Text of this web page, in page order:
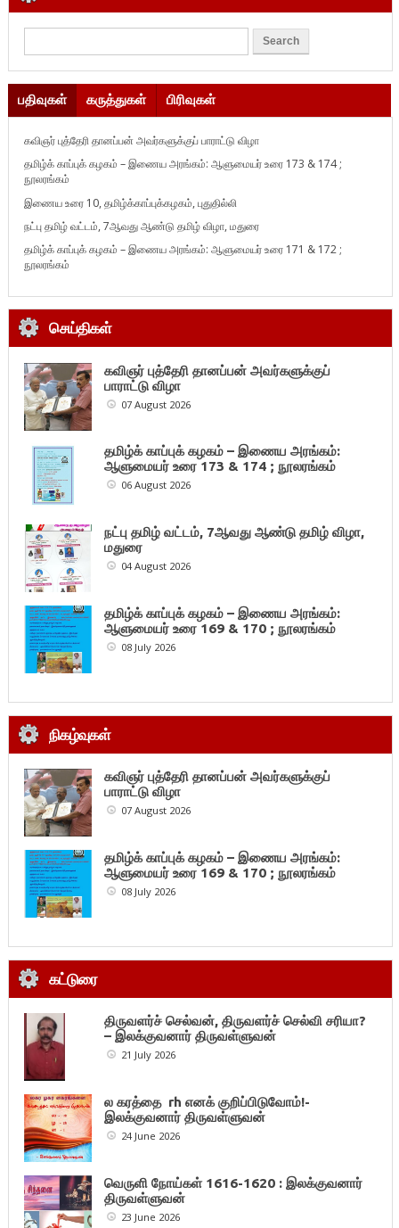
பதிவுகள் கருத்துகள் பிரிவுகள்
கவிஞர் புத்தேரி தானப்பன் அவர்களுக்குப் பாராட்டு விழா
தமிழ்க் காப்புக் கழகம் – இணைய அரங்கம்: ஆளுமையர் உரை 173 & 174 ;
நூலரங்கம்
இணைய உரை 10, தமிழ்க்காப்புக்கழகம், புதுதில்லி
நட்பு தமிழ் வட்டம், 7ஆவது ஆண்டு தமிழ் விழா, மதுரை
தமிழ்க் காப்புக் கழகம் – இணைய அரங்கம்: ஆளுமையர் உரை 171 & 172 ;
நூலரங்கம்
செய்திகள்
கவிஞர் புத்தேரி தானப்பன் அவர்களுக்குப்
பாராட்டு விழா
07 August 2026
தமிழ்க் காப்புக் கழகம் – இணைய அரங்கம்:
ஆளுமையர் உரை 173 & 174 ; நூலரங்கம்
06 August 2026
நட்பு தமிழ் வட்டம், 7ஆவது ஆண்டு தமிழ் விழா,
மதுரை
04 August 2026
தமிழ்க் காப்புக் கழகம் – இணைய அரங்கம்:
ஆளுமையர் உரை 169 & 170 ; நூலரங்கம்
08 July 2026
நிகழ்வுகள்
கவிஞர் புத்தேரி தானப்பன் அவர்களுக்குப்
பாராட்டு விழா
07 August 2026
தமிழ்க் காப்புக் கழகம் – இணைய அரங்கம்:
ஆளுமையர் உரை 169 & 170 ; நூலரங்கம்
08 July 2026
கட்டுரை
திருவளர்ச் செல்வன், திருவளர்ச் செல்வி சரியா?
– இலக்குவனார் திருவள்ளுவன்
21 July 2026
ல கரத்தை rh எனக் குறிப்பிடுவோம்!-
இலக்குவனார் திருவள்ளுவன்
24 June 2026
வெருளி நோய்கள் 1616-1620 : இலக்குவனார்
திருவள்ளுவன்
23 June 2026